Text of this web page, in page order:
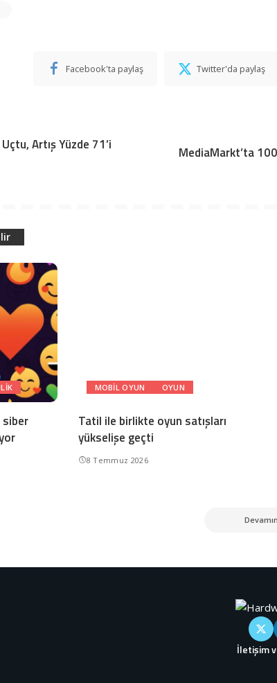
Facebook'ta paylaş Twitter'da paylaş
Artış Yüzde 71’i
MediaMarkt’ta
siber
MOBIL OYUN OYUN
Tatil ile birlikte oyun satışları
yükselişe geçti
8 Temmuz 2026
İletişim